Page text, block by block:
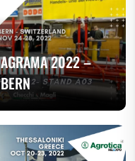
AGRAMA 2022 –
BERN